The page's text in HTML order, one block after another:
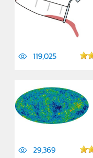
119,025
29,369